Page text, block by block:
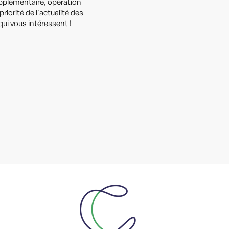
de l'actualité des
vous intéressent !